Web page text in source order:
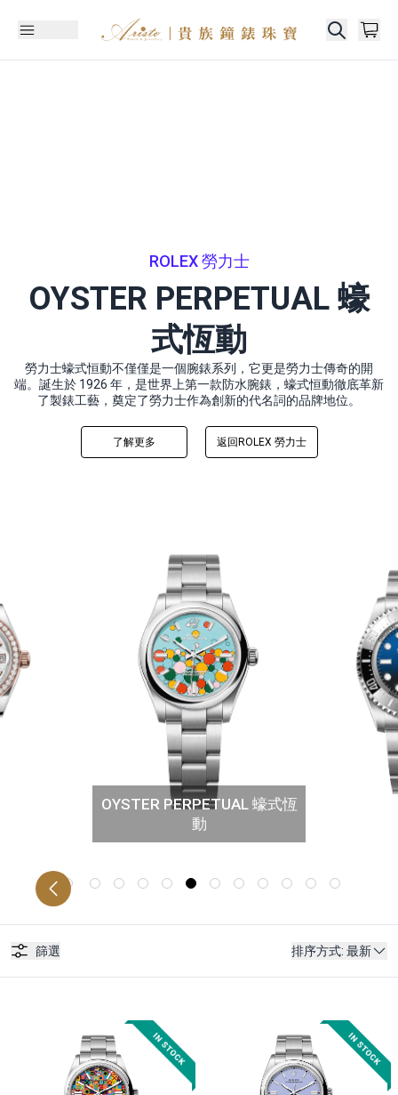
ROLEX 勞力士
OYSTER PERPETUAL 蠔
式恆動
勞力士蠔式恒動不僅僅是一個腕錶系列，它更是勞力士傳奇的開
端。誕生於 1926 年，是世界上第一款防水腕錶，蠔式恒動徹底革新
了製錶工藝，奠定了勞力士作為創新的代名詞的品牌地位。
了解更多 返回ROLEX 勞力士
OYSTER PERPETUAL 蠔式恆
動
篩選 排序方式: 最新